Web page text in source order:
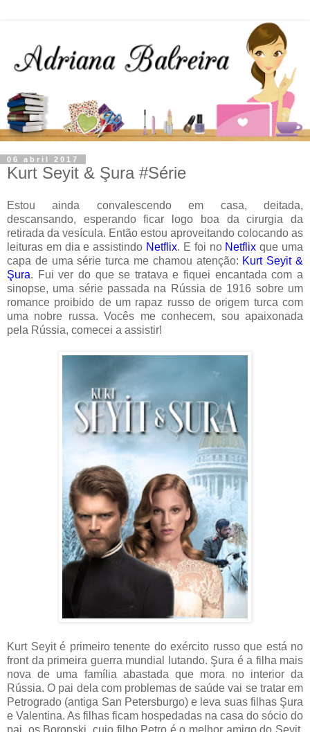
06 abril 2017
Kurt Seyit & Şura #Série
Estou ainda convalescendo em casa, deitada,
descansando, esperando ficar logo boa da cirurgia da
retirada da vesícula. Então estou aproveitando colocando as
leituras em dia e assistindo Netflix. E foi no Netflix que uma
capa de uma série turca me chamou atenção: Kurt Seyit &
Şura. Fui ver do que se tratava e fiquei encantada com a
sinopse, uma série passada na Rússia de 1916 sobre um
romance proibido de um rapaz russo de origem turca com
uma nobre russa. Vocês me conhecem, sou apaixonada
pela Rússia, comecei a assistir!
Kurt Seyit é primeiro tenente do exército russo que está no
front da primeira guerra mundial lutando. Şura é a filha mais
nova de uma família abastada que mora no interior da
Rússia. O pai dela com problemas de saúde vai se tratar em
Petrogrado (antiga San Petersburgo) e leva suas filhas Şura
e Valentina. As filhas ficam hospedadas na casa do sócio do